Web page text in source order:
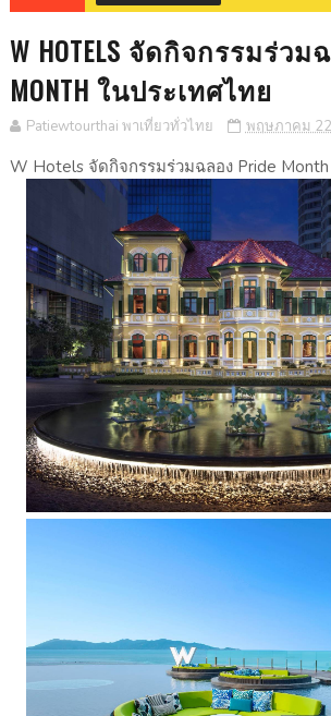
W HOTELS จัดกิจกรรมร่วม
MONTH ในประเทศไทย
Patiewtourthai พาเที่ยวทั่วไทย พฤษภาคม
W Hotels จัดกิจกรรมร่วมฉลอง Pride